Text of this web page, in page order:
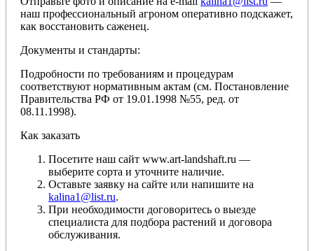
наш профессиональный агроном оперативно подскажет,
как восстановить саженец.
Документы и стандарты:
Подробности по требованиям и процедурам
соответствуют нормативным актам (см. Постановление
Правительства РФ от 19.01.1998 №55, ред. от
08.11.1998).
Как заказать
Посетите наш сайт www.art-landshaft.ru —
выберите сорта и уточните наличие.
Оставьте заявку на сайте или напишите на
kalina1@list.ru.
При необходимости договоритесь о выезде
специалиста для подбора растений и договора
обслуживания.